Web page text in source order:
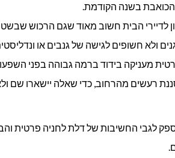
בשנה הקודמת.
לדיירי הבית חשוב מאוד שגם הרכוש
ולא חשופים לגישה של גנבים או
מעניקה בידוד ברמה גבוהה בפני השפעות
רעשים מהרחוב, כדי שאלה יישארו שם
ספק לגבי החשיבות של דלת לחניה פרטית